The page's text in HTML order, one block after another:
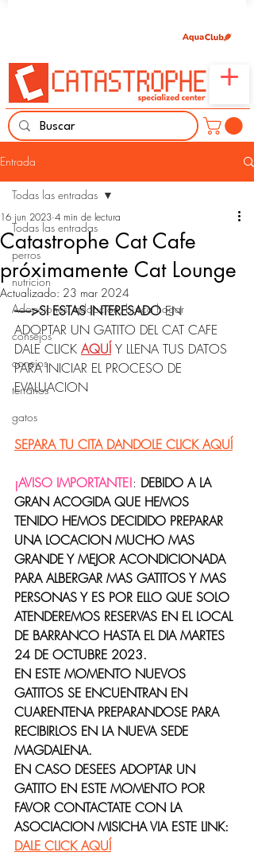
Entrada
Todas las entradas
perros
nutricion
Adopciones, adopción, busca hogar
consejos
conejos
terrarios
gatos
Todas las entradas
Catastrophe Cat Cafe
próximamente Cat Lounge
16 jun 2023 4 min de lectura
Actualizado: 23 mar 2024
------->SI ESTAS INTERESADO EN
ADOPTAR UN GATITO DEL CAT CAFE
DALE CLICK AQUÍ Y LLENA TUS DATOS
PARA INICIAR EL PROCESO DE
EVALUACION
SEPARA TU CITA DANDOLE CLICK AQUÍ
¡AVISO IMPORTANTE!: DEBIDO A LA
GRAN ACOGIDA QUE HEMOS
TENIDO HEMOS DECIDIDO PREPARAR
UNA LOCACION MUCHO MAS
GRANDE Y MEJOR ACONDICIONADA
PARA ALBERGAR MAS GATITOS Y MAS
PERSONAS Y ES POR ELLO QUE SOLO
ATENDEREMOS RESERVAS EN EL LOCAL
DE BARRANCO HASTA EL DIA MARTES
24 DE OCTUBRE 2023.
EN ESTE MOMENTO NUEVOS
GATITOS SE ENCUENTRAN EN
CUARENTENA PREPARANDOSE PARA
RECIBIRLOS EN LA NUEVA SEDE
MAGDALENA.
EN CASO DESEES ADOPTAR UN
GATITO EN ESTE MOMENTO POR
FAVOR CONTACTATE CON LA
ASOCIACION MISICHA VIA ESTE LINK:
DALE CLICK AQUÍ